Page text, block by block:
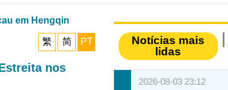
em Hengqin
繁 简 PT
nos
Notícias mais
lidas
2026-08-03 23:12